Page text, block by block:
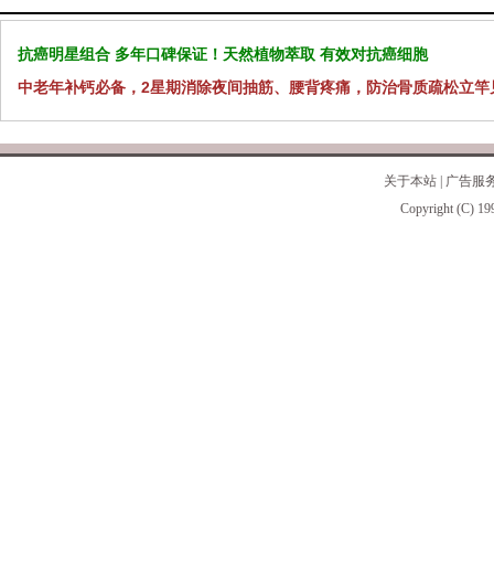
抗癌明星组合 多年口碑保证！天然植物萃取 有效对抗癌细胞
中老年补钙必备，2星期消除夜间抽筋、腰背疼痛，防治骨质疏松立竿
关于本站
广告服
Copyright (C)